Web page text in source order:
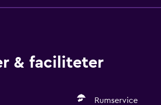
& faciliteter
Rumservice